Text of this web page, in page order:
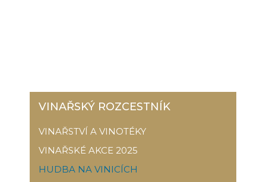
VINAŘSKÝ ROZCESTNÍK
VINAŘSTVÍ A VINOTÉKY
VINAŘSKÉ AKCE 2025
HUDBA NA VINICÍCH